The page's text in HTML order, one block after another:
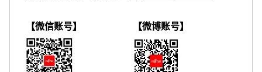
【微信账号】 【微博账号】